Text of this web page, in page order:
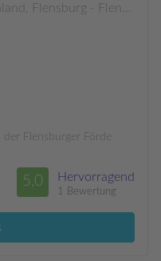
- Flensburger Förde
Flensburger Förde
Hervorragend
5,0
1 Bewertung